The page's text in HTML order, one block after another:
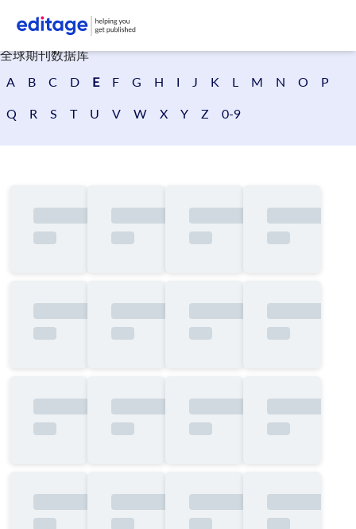
全球期刊数据库
A B C D E F G H I J K L M N O P
Q R S T U V W X Y Z 0-9